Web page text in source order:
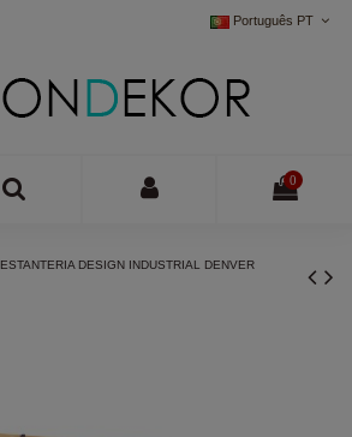
Português PT
0
ESTANTERIA DESIGN INDUSTRIAL DENVER